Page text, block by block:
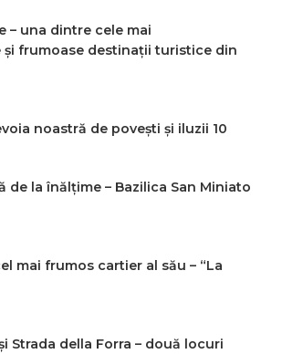
– una dintre cele mai
și frumoase destinații turistice din
noastră de povești și iluzii 10
de la înălțime – Bazilica San Miniato
mai frumos cartier al său – “La
Strada della Forra – două locuri